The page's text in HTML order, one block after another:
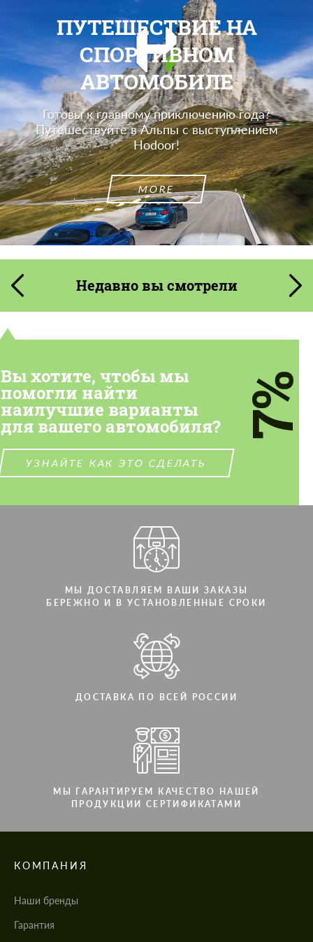
ПУТЕШЕСТВИЕ НА
СПОРТИВНОМ
АВТОМОБИЛЕ
Готовы к главному приключению года?
Путешествуйте в Альпы с выступлением
Hodoor!
MORE
Недавно вы смотрели
Вы хотите, чтобы мы
помогли найти
наилучшие варианты
для вашего автомобиля?
УЗНАЙТЕ КАК ЭТО СДЕЛАТЬ
7%
МЫ ДОСТАВЛЯЕМ ВАШИ ЗАКАЗЫ
БЕРЕЖНО И В УСТАНОВЛЕННЫЕ СРОКИ
ДОСТАВКА ПО ВСЕЙ РОССИИ
МЫ ГАРАНТИРУЕМ КАЧЕСТВО НАШЕЙ
ПРОДУКЦИИ СЕРТИФИКАТАМИ
КОМПАНИЯ
Наши бренды
Гарантия